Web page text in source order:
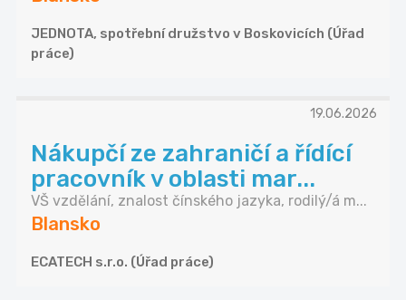
JEDNOTA, spotřební družstvo v Boskovicích (Úřad
práce)
19.06.2026
Nákupčí ze zahraničí a řídící
pracovník v oblasti mar...
VŠ vzdělání, znalost čínského jazyka, rodilý/á m...
Blansko
ECATECH s.r.o. (Úřad práce)